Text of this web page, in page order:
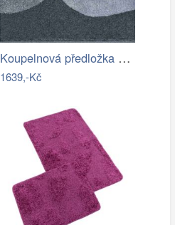
Koupelnová předložka HILLS
1639,-Kč